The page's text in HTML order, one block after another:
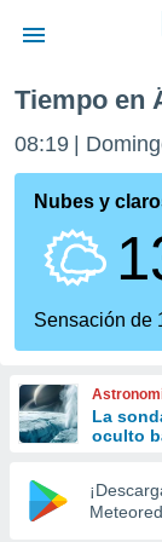
de
ha
calidad.
a este
las
y
forma
digital
basada
Tiempo en
08:19
Nubes y
Sensación de
La
oculto